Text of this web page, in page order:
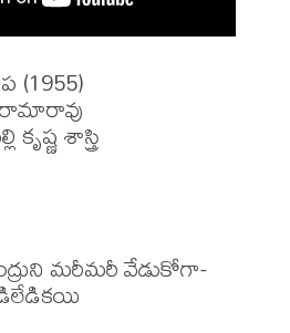
(1955)
రామారావు
శాస్త్రి
మరీమరీ వేడుకోగా-